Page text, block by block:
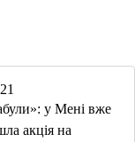
у Мені вже
акція на